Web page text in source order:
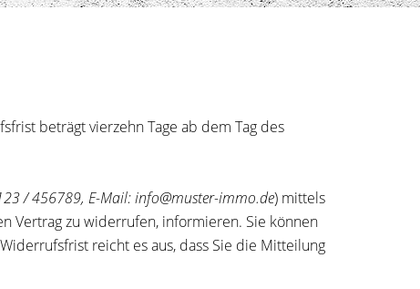
beträgt vierzehn Tage ab dem Tag des
/ 456789, E-Mail: info@muster-immo.de) mittels
Vertrag zu widerrufen, informieren. Sie können
reicht es aus, dass Sie die Mitteilung